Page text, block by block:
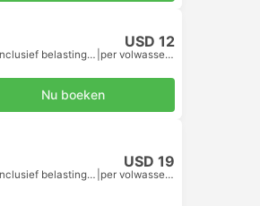
USD 12
Inclusief belastingen per volwassene
Nu boeken
USD 19
Inclusief belastingen per volwassene